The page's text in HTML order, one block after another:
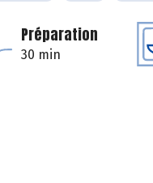
Préparation
30 min